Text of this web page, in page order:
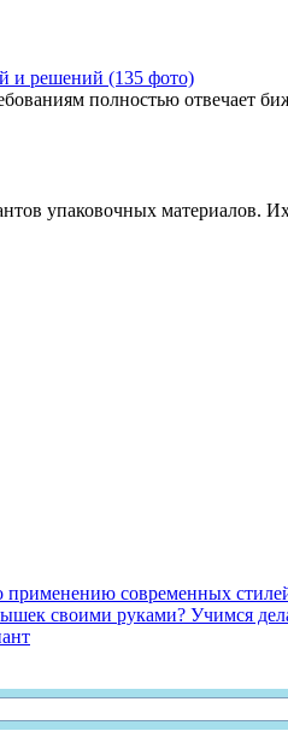
и решений (135 фото)
полностью отвечает
упаковочных материалов.
применению современных
своими руками? Учимся